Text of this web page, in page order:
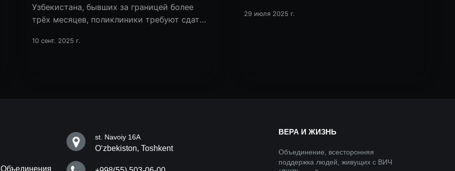
Узбекистана, бывших за границей более
трёх месяцев, поликлиники требуют сдать
столкнулся экс-посол в ряде стран
10 сент. 2025 г.
29 июля 2025 г.
Объединения
st. Navoiy 16A
Oʻzbekiston, Toshkent
ВЕРА И ЖИЗНЬ
Объединение, всесторонняя
поддержка людей, живущих с ВИЧ